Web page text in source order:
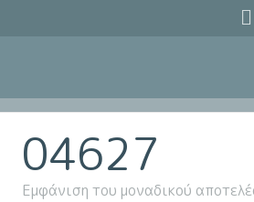
04627
Εμφάνιση του μοναδικού